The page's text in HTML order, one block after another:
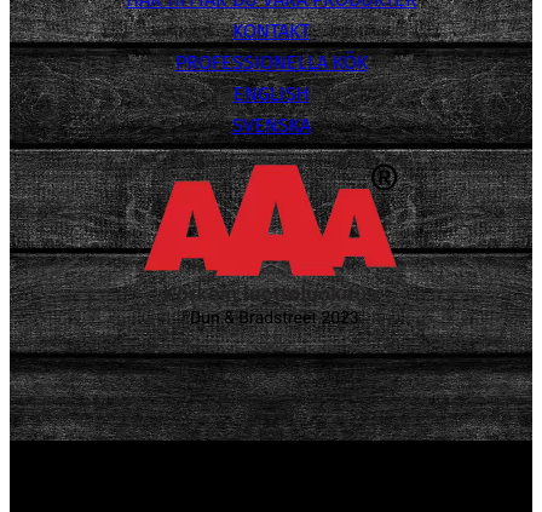
KONTAKT
PROFESSIONELLA KÖK
ENGLISH
SVENSKA